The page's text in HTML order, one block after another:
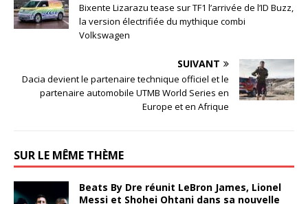
Bixente Lizarazu tease sur TF1 l’arrivée de l’ID Buzz,
la version électrifiée du mythique combi
Volkswagen
SUIVANT
Dacia devient le partenaire technique officiel et le
partenaire automobile UTMB World Series en
Europe et en Afrique
SUR LE MÊME THÈME
Beats By Dre réunit LeBron James, Lionel
Messi et Shohei Ohtani dans sa nouvelle